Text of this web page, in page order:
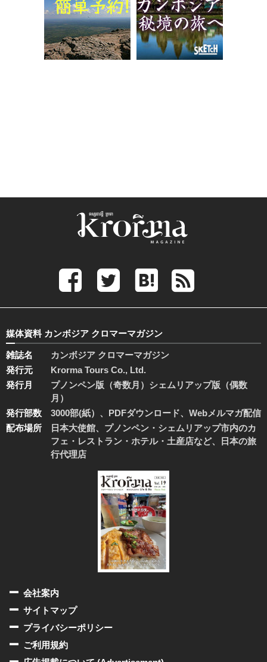
媒体資料 カンボジア クロマーマガジン
雑誌名
カンボジア クロマーマガジン
発行元
Krorma Tours Co., Ltd.
発行月
プノンペン版（奇数月）シェムリアップ版（偶数
月）
発行部数
3000部(紙）、PDFダウンロード、Webメルマガ配信
配布場所
日本大使館、プノンペン・シェムリアップ市内のカ
フェ・レストラン・ホテル・土産店など、日本の旅
行代理店
会社案内
サイトマップ
プライバシーポリシー
ご利用規約